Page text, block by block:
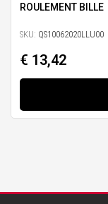
ROULEMENT BILLE
SKU: QS10062020LLU00
€ 13,42